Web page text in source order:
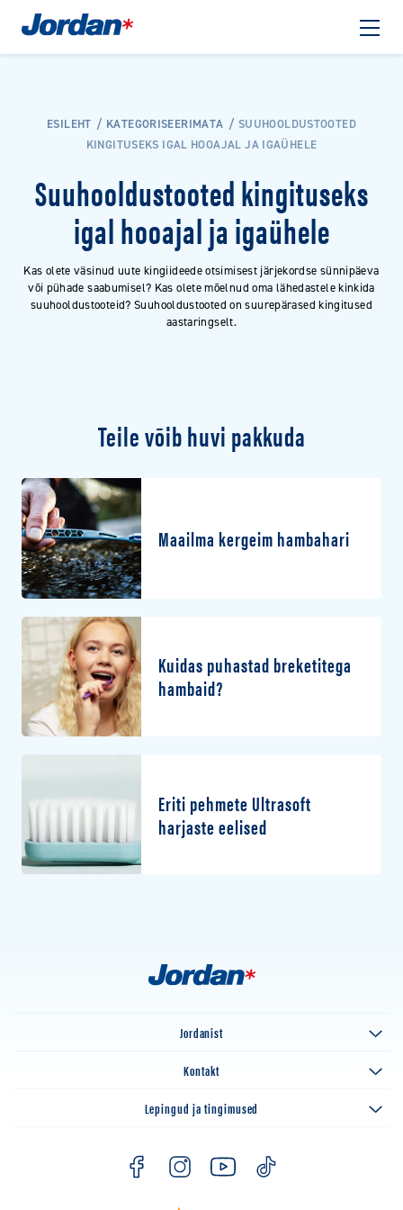
ESILEHT KATEGORISEERIMATA
SUUHOOLDUSTOOTED
KINGITUSEKS IGAL HOOAJAL JA IGAÜHELE
Suuhooldustooted kingituseks
igal hooajal ja igaühele
Kas olete väsinud uute kingiideede otsimisest järjekordse sünnipäeva
või pühade saabumisel? Kas olete mõelnud oma lähedastele kinkida
suuhooldustooteid? Suuhooldustooted on suurepärased kingitused
aastaringselt.
Teile võib huvi pakkuda
Maailma kergeim hambahari
Kuidas puhastad breketitega
hambaid?
Eriti pehmete Ultrasoft
harjaste eelised
Jordanist
Kontakt
Lepingud ja tingimused